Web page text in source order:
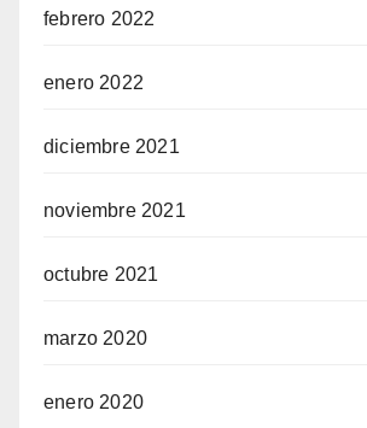
febrero 2022
enero 2022
diciembre 2021
noviembre 2021
octubre 2021
marzo 2020
enero 2020